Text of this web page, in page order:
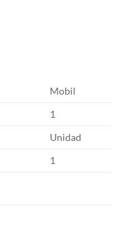
Mobil
1
Unidad
1